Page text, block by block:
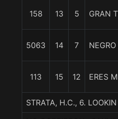
158 13 5 GRAN
5063 14 7
113 15 12 ERES
STRATA, H.C., 6.